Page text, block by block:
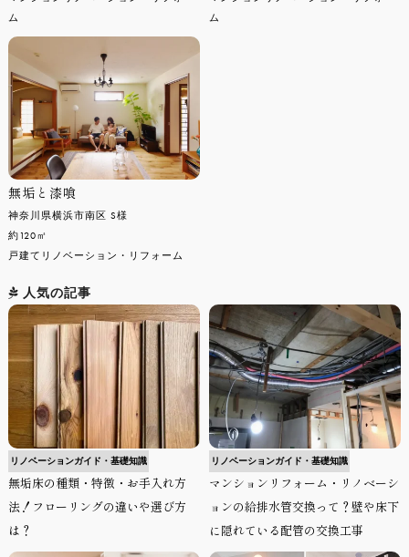
ム
ム
無垢と漆喰
神奈川県横浜市南区 S様
約120㎡
戸建てリノベーション・リフォーム
人気の記事
リノベーションガイド・基礎知識
無垢床の種類・特徴・お手入れ方
法！フローリングの違いや選び方
は？
リノベーションガイド・基礎知識
マンションリフォーム・リノベーシ
ョンの給排水管交換って？壁や床下
に隠れている配管の交換工事